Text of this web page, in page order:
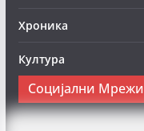
Хроника
Култура
Социјални Мрежи